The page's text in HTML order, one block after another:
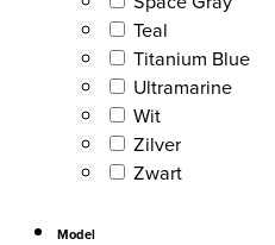
Teal
Titanium Blue
Ultramarine
Wit
Zilver
Zwart
Model